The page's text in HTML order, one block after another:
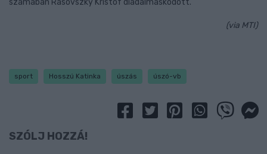
számában Rasovszky Kristóf diadalmaskodott.
(via MTI)
sport Hosszú Katinka úszás úszó-vb
SZÓLJ HOZZÁ!